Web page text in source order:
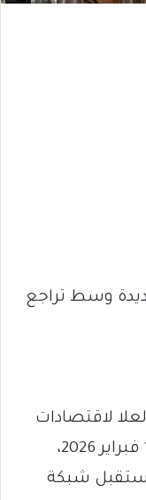
وسط تراجع
لاقتصادات
الأسواق الناشئة ، المنعقد في 10 فبراير 2026،
شبكة